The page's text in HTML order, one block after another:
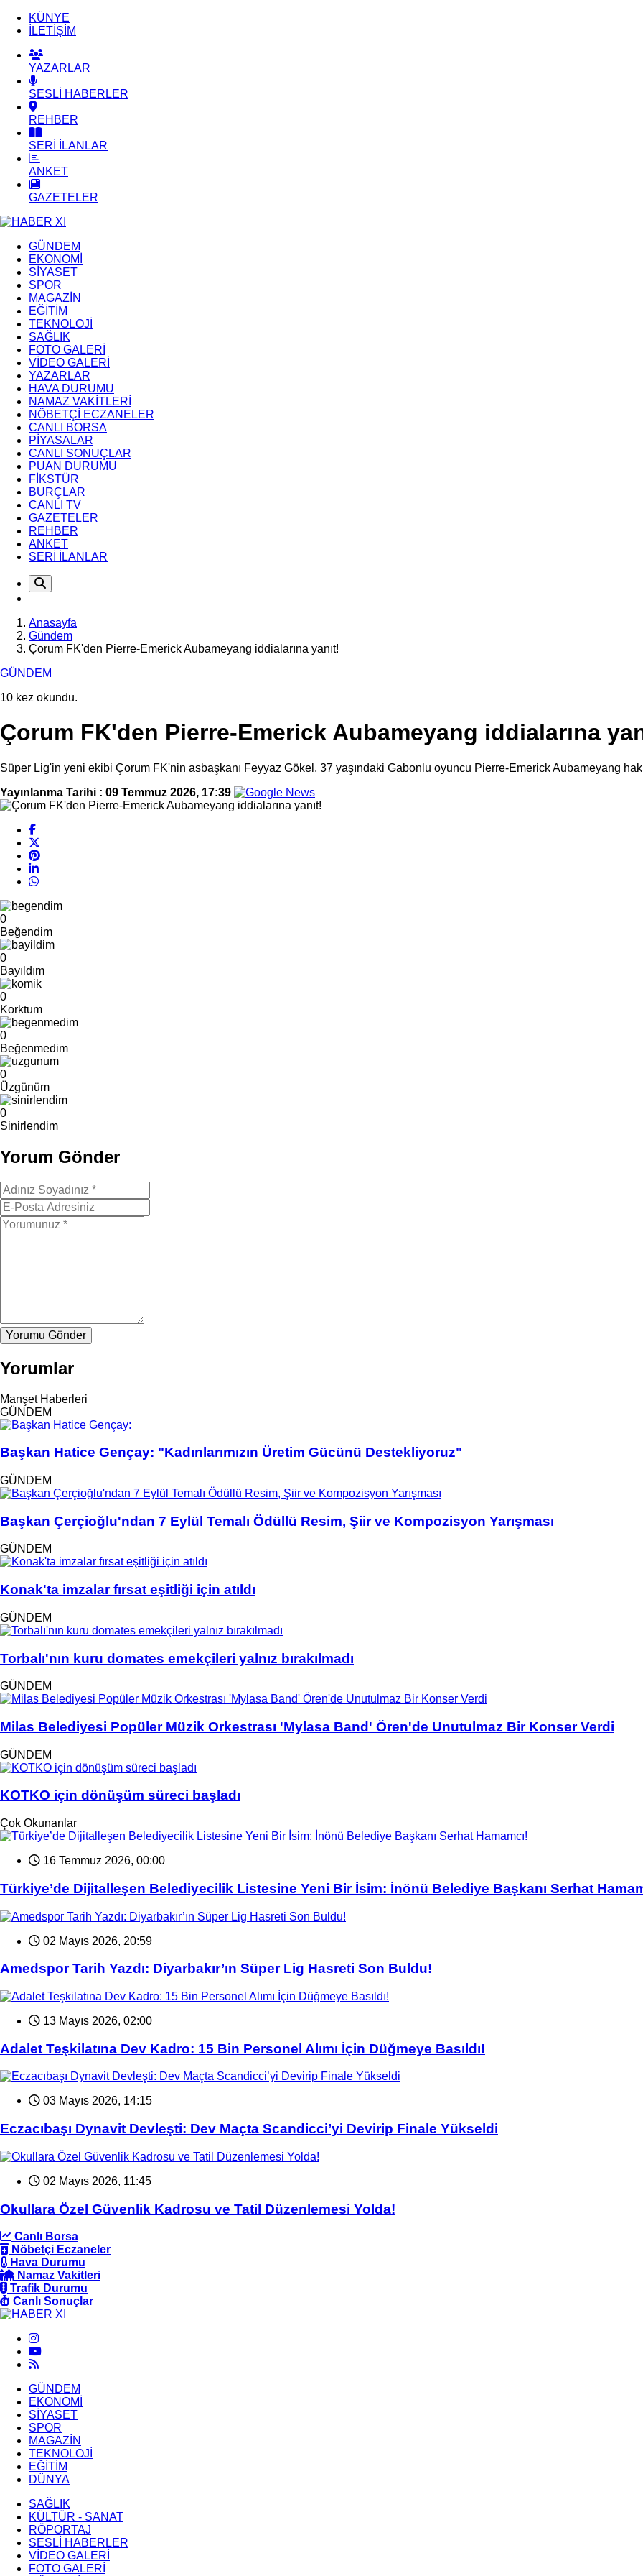
KÜNYE
İLETİŞİM
YAZARLAR
SESLİ HABERLER
REHBER
SERİ İLANLAR
ANKET
GAZETELER
GÜNDEM
EKONOMİ
SİYASET
SPOR
MAGAZİN
EĞİTİM
TEKNOLOJİ
SAĞLIK
FOTO GALERİ
VİDEO GALERİ
YAZARLAR
HAVA DURUMU
NAMAZ VAKİTLERİ
NÖBETÇİ ECZANELER
CANLI BORSA
PİYASALAR
CANLI SONUÇLAR
PUAN DURUMU
FİKSTÜR
BURÇLAR
CANLI TV
GAZETELER
REHBER
ANKET
SERİ İLANLAR
Anasayfa
Gündem
Çorum FK'den Pierre-Emerick Aubameyang iddialarına yanıt!
GÜNDEM
10 kez okundu.
Çorum FK'den Pierre-Emerick Aubameyang iddialarına
Süper Lig'in yeni ekibi Çorum FK'nin asbaşkanı Feyyaz Gökel, 37 yaşındaki Gabonlu oyuncu Pierre-Emerick Aubameyang
Yayınlanma Tarihi : 09 Temmuz 2026, 17:39
0
Beğendim
0
Bayıldım
0
Korktum
0
Beğenmedim
0
Üzgünüm
0
Sinirlendim
Yorum Gönder
Yorumu Gönder
Yorumlar
Manşet Haberleri
GÜNDEM
Başkan Hatice Gençay: "Kadınlarımızın Üretim Gücünü Destekliyoruz"
GÜNDEM
Başkan Çerçioğlu'ndan 7 Eylül Temalı Ödüllü Resim, Şiir ve Kompozisyon Yarışması
GÜNDEM
Konak'ta imzalar fırsat eşitliği için atıldı
GÜNDEM
Torbalı'nın kuru domates emekçileri yalnız bırakılmadı
GÜNDEM
Milas Belediyesi Popüler Müzik Orkestrası 'Mylasa Band' Ören'de Unutulmaz Bir Konser Verdi
GÜNDEM
KOTKO için dönüşüm süreci başladı
Çok Okunanlar
16 Temmuz 2026, 00:00
Türkiye’de Dijitalleşen Belediyecilik Listesine Yeni Bir İsim: İnönü Belediye Başkanı Serhat
02 Mayıs 2026, 20:59
Amedspor Tarih Yazdı: Diyarbakır’ın Süper Lig Hasreti Son Buldu!
13 Mayıs 2026, 02:00
Adalet Teşkilatına Dev Kadro: 15 Bin Personel Alımı İçin Düğmeye Basıldı!
03 Mayıs 2026, 14:15
Eczacıbaşı Dynavit Devleşti: Dev Maçta Scandicci’yi Devirip Finale Yükseldi
02 Mayıs 2026, 11:45
Okullara Özel Güvenlik Kadrosu ve Tatil Düzenlemesi Yolda!
Canlı Borsa
Nöbetçi Eczaneler
Hava Durumu
Namaz Vakitleri
Trafik Durumu
Canlı Sonuçlar
GÜNDEM
EKONOMİ
SİYASET
SPOR
MAGAZİN
TEKNOLOJİ
EĞİTİM
DÜNYA
SAĞLIK
KÜLTÜR - SANAT
RÖPORTAJ
SESLİ HABERLER
VİDEO GALERİ
FOTO GALERİ